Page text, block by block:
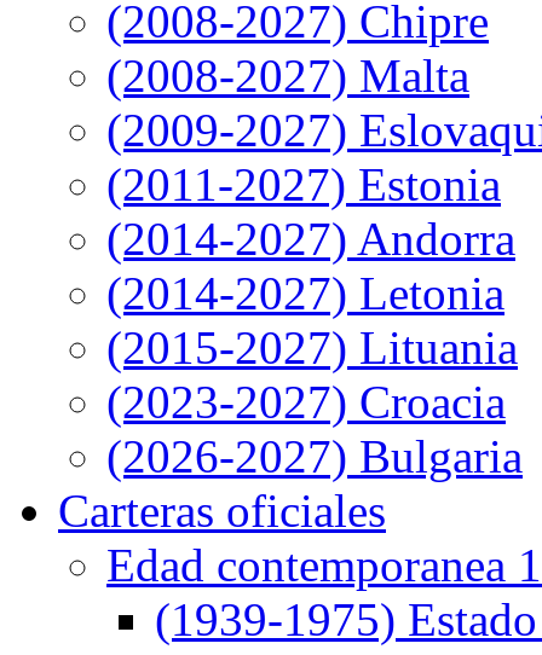
(2008-2027) Chipre
(2008-2027) Malta
(2009-2027)
(2011-2027) Estonia
(2014-2027) Andorra
(2014-2027) Letonia
(2015-2027) Lituania
(2023-2027) Croacia
(2026-2027) Bulgaria
Carteras oficiales
Edad contemporanea
(1939-1975)